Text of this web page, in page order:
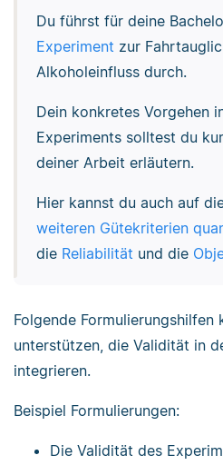
Du führst für deine
Experiment zur
Alkoholeinfluss durch.
Dein konkretes Vorgehen
Experiments solltest du
deiner Arbeit erläutern.
Hier kannst du auch auf
weiteren Gütekriterien
die Reliabilität und die
Folgende Formulierungshilfen
unterstützen, die Validität in
integrieren.
Beispiel Formulierungen:
Die Validität des